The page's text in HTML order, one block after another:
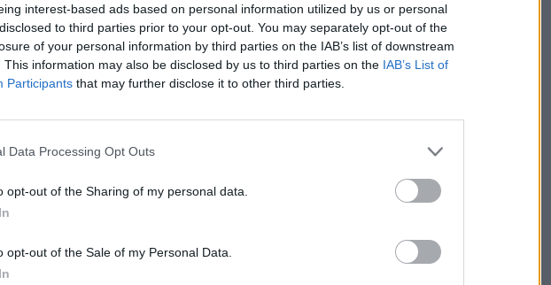
interest-based ads based on personal information utilized by us or personal
to third parties prior to your opt-out. You may separately opt-out of the
of your personal information by third parties on the IAB’s list of downstream
This information may also be disclosed by us to third parties on the IAB’s List of
Participants that may further disclose it to other third parties.
Data Processing Opt Outs
opt-out of the Sharing of my personal data.
opt-out of the Sale of my Personal Data.
più forti è partita dal Pd: «Troppa
all’informazione. Non solo Nordio,
della magistratura, lotta a corruzione e
e inchiesta. Troveranno il muro
non hanno perso l’occasione di
fronte giustizialista, confermando la